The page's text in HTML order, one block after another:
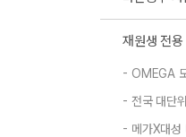
재원생 전용
OMEGA
전국 대단
메가X대성